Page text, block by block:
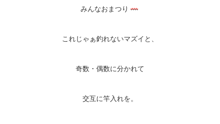
みんなおまつり
これじゃぁ釣れないマズイと、
奇数・偶数に分かれて
交互に竿入れを。